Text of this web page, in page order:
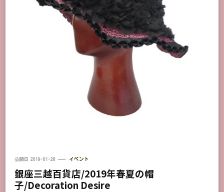
公開日 2019-01-28 イベント
銀座三越百貨店/2019年春夏の帽
子/Decoration Desire